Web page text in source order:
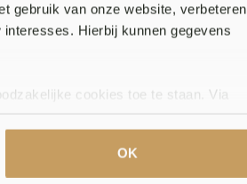
gebruik van onze website, verbeteren
Hierbij kunnen gegevens
cookies toe te staan. Via
OK